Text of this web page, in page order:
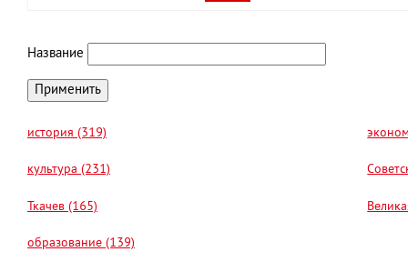
Название
история (319)
культура (231)
Ткачев (165)
образование (139)